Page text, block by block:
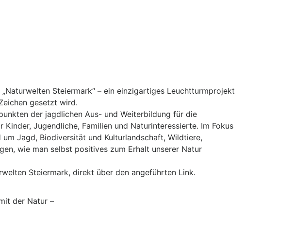
Stei­ermark“ – ein einzigartiges Leuchtturmprojekt
gesetzt wird.
der jagdlichen Aus- und Weiterbildung für die
Jugendliche, Familien und Naturinteressierte. Im Fokus
Jagd, Biodiversität und Kulturlandschaft, Wildtiere,
wie man selbst positives zum Erhalt un­serer Natur
Steiermark, direkt über den angeführten Link.
der Natur –